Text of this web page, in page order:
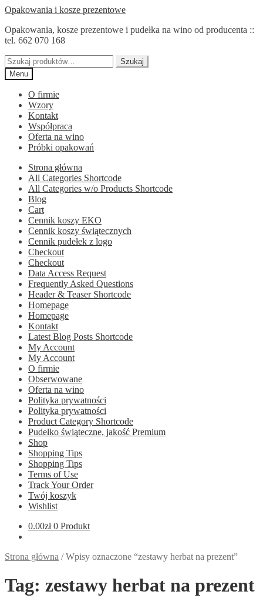
Przejdź
nawigacji
Przejdź
treści
Opakowania i kosze prezentowe
Opakowania, kosze prezentowe i pudełka na wino od producenta ::
tel. 662 070 168
Szukaj:
Szukaj
Menu
O firmie
Wzory
Kontakt
Współpraca
Oferta na wino
Próbki opakowań
Strona główna
All Categories Shortcode
All Categories w/o Products Shortcode
Blog
Cart
Cennik koszy EKO
Cennik koszy świątecznych
Cennik pudełek z logo
Checkout
Checkout
Data Access Request
Frequently Asked Questions
Header & Teaser Shortcode
Homepage
Homepage
Kontakt
Latest Blog Posts Shortcode
My Account
My Account
O firmie
Obserwowane
Oferta na wino
Polityka prywatności
Polityka prywatności
Product Category Shortcode
Pudełko świąteczne, jakość Premium
Shop
Shopping Tips
Shopping Tips
Terms of Use
Track Your Order
Twój koszyk
Wishlist
0.00zł 0 Produkt
Strona główna /Wpisy oznaczone “zestawy herbat na prezent”
Tag: zestawy herbat na prezent